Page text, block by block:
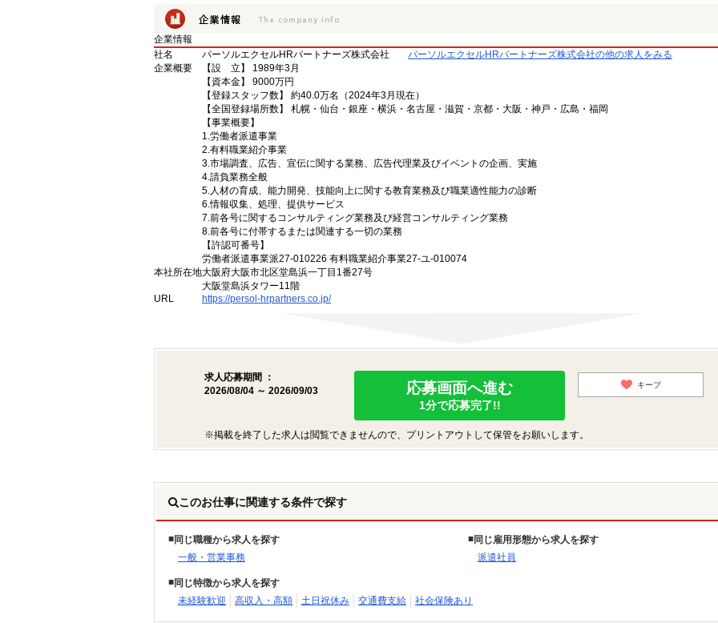
企業情報
社名
パーソルエクセルHRパートナーズ株式会社
パーソルエクセルHRパートナーズ株式会社の他の求人をみる
企業概要
【設 立】 1989年3月
【資本金】 9000万円
【登録スタッフ数】 約40.0万名（2024年3月現在）
【全国登録場所数】 札幌・仙台・銀座・横浜・名古屋・滋賀・京都・大阪・神戸・広島・福岡
【事業概要】
1.労働者派遣事業
2.有料職業紹介事業
3.市場調査、広告、宣伝に関する業務、広告代理業及びイベントの企画、実施
4.請負業務全般
5.人材の育成、能力開発、技能向上に関する教育業務及び職業適性能力の診断
6.情報収集、処理、提供サービス
7.前各号に関するコンサルティング業務及び経営コンサルティング業務
8.前各号に付帯するまたは関連する一切の業務
【許認可番号】
労働者派遣事業派27-010226 有料職業紹介事業27-ユ-010074
本社所在地大阪府大阪市北区堂島浜一丁目1番27号
大阪堂島浜タワー11階
URL
https://persol-hrpartners.co.jp/
求人応募期間 ：
2026/08/04 ～ 2026/09/03
応募画面へ進む
1分で応募完了!!
キープ
※掲載を終了した求人は閲覧できませんので、プリントアウトして保管をお願いします。
このお仕事に関連する条件で探す
同じ職種から求人を探す
一般・営業事務
同じ雇用形態から求人を探す
派遣社員
同じ特徴から求人を探す
未経験歓迎
高収入・高額 土日祝休み 交通費支給 社会保険あり